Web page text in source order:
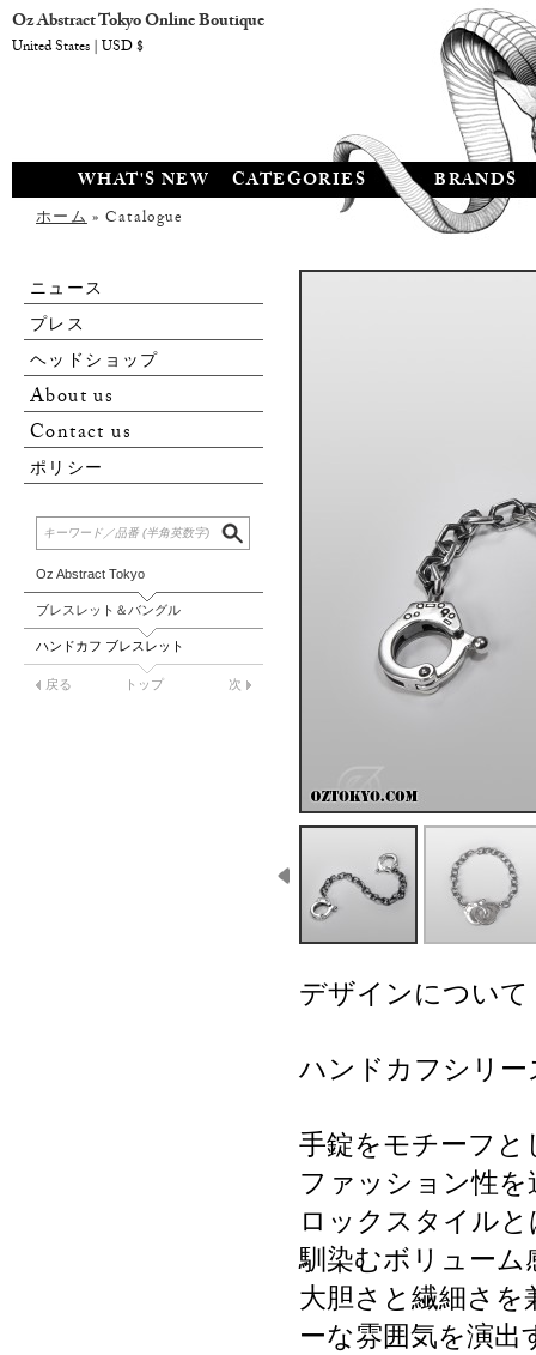
WHAT'S NEW CATEGORIES BRANDS
ホーム» Catalogue
ニュース
プレス
ヘッドショップ
About us
Contact us
ポリシー
Oz Abstract Tokyo
ブレスレット＆バングル
ハンドカフ ブレスレット
戻る トップ 次
デザインについて
ハンドカフシリ
手錠をモチーフ
ファッション性
ロックスタイル
馴染むボリュー
大胆さと繊細さ
ーな雰囲気を演出
Oz Abstract Tokyo Online Boutique
United States | USD $